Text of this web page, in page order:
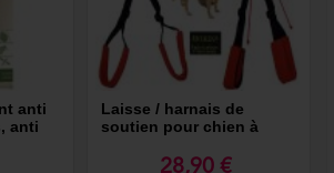
anti
anti
Laisse / harnais de
soutien pour chien à
28,90 €